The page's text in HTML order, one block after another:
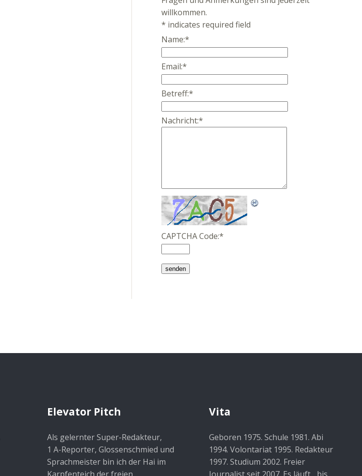
willkommen.
* indicates required field
Name:*
Email:*
Betreff:*
Nachricht:*
CAPTCHA Code:*
Elevator Pitch
Als gelernter Super-Redakteur,
1 A-Reporter, Glossenschmied und
Sprachmeister bin ich der Hai im
Vita
Geboren 1975. Schule 1981. Abi
1994. Volontariat 1995. Redakteur
1997. Studium 2002. Freier